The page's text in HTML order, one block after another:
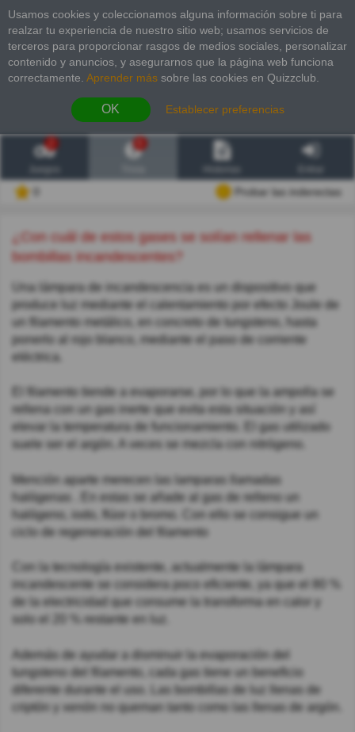
Usamos cookies y coleccionamos alguna información sobre ti para
realzar tu experiencia de nuestro sitio web; usamos servicios de
terceros para proporcionar rasgos de medios sociales, personalizar
contenido y anuncios, y asegurarnos que la página web funciona
correctamente. Aprender más sobre las cookies en Quizzclub.
OK Establecer preferencias
2
Probar las inderectas
¿Con cuál de estos gases se solían rellenar las
bombillas incandescentes?
Una lámpara de incandescencia es un dispositivo que
produce luz mediante el calentamiento por efecto Joule de
un filamento metálico, en concreto de tungsteno, hasta
ponerlo al rojo blanco, mediante el paso de corriente
eléctrica.
El filamento tiende a evaporarse, por lo que la ampolla se
rellena con un gas inerte que evita esta situación y así
elevar la temperatura de funcionamiento. El gas utilizado
suele ser el argón. A veces se mezcla con nitrógeno.
Mención aparte merecen las lamparas llamadas
halógenas . En estas se añade al gas de relleno un
halógeno, iodo, flúor o bromo. Con ello se consigue un
ciclo de regeneración del filamento
Con la tecnología existente, actualmente la lámpara
incandescente se considera poco eficiente, ya que el 80 %
de la electricidad que consume la transforma en calor y
solo el 20 % restante en luz.
Además de ayudar a disminuir la evaporación del
tungsteno del filamento, cada gas tiene un beneficio
diferente durante el uso. Las bombillas de luz llenas de
criptón y xenón no queman tanto como las llenas de argón.